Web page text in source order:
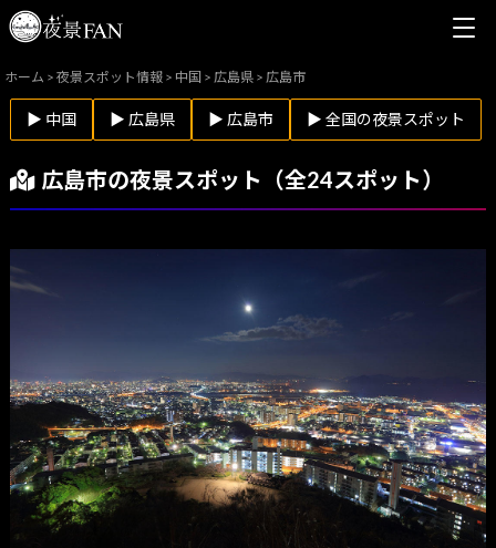
ホーム >夜景スポット情報 > 中国 >広島県 >広島市
▶ 中国 ▶ 広島県 ▶ 広島市 ▶ 全国の夜景スポット
広島市の夜景スポット（全24スポット）